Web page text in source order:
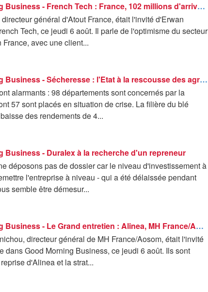
Good Morning Business - French Tech : France, 102 millions d'arrivées internationales en 2025 - 06/08
général d'Atout France, était l'invité d'Erwan
Tech, ce jeudi 6 août. Il parle de l'optimisme du secteur
France, avec une client...
Good Morning Business - Sécheresse : l'Etat à la rescousse des agriculteurs
alarmants : 98 départements sont concernés par la
57 sont placés en situation de crise. La filière du blé
des rendements de 4...
Business - Duralex à la recherche d'un repreneur
déposons pas de dossier car le niveau d'investissement à
l'entreprise à niveau - qui a été délaissée pendant
semble être démesur...
Good Morning Business - Le Grand entretien : Alinea, MH France/Aosom rachète la marque - 06/08
directeur général de MH France/Aosom, était l'invité
dans Good Morning Business, ce jeudi 6 août. Ils sont
d'Alinea et la strat...